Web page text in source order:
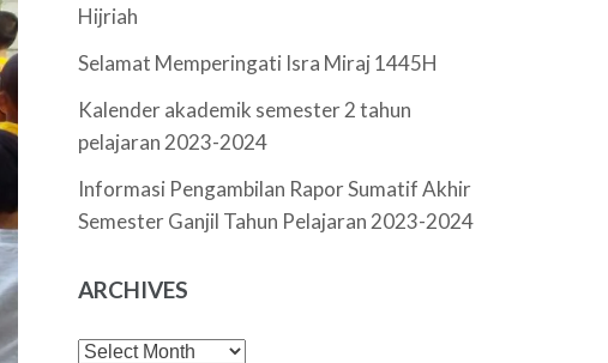
Hijriah
Selamat Memperingati Isra Miraj 1445H
Kalender akademik semester 2 tahun
pelajaran 2023-2024
Informasi Pengambilan Rapor Sumatif Akhir
Semester Ganjil Tahun Pelajaran 2023-2024
ARCHIVES
Archives